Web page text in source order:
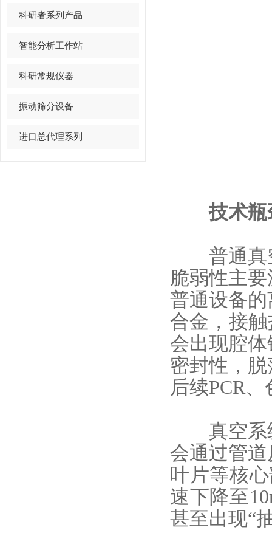
科研者系列产品
智能分析工作站
科研常规仪器
振动筛分设备
进口总代理系列
技术瓶颈
普通真空
脆弱性主
普通设备
合金，接
会出现腔
密封性，
后续PCR
真空系统
会通过管
叶片等核
速下降至
甚至出现“